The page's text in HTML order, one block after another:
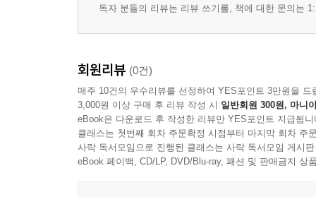
파뇌 섬
실용정보
입출국
덴마크 내 교통편
페로 제도
여행 포인트 / 여행 시기 / 핵심 정보 / 다른 나라들
독자 분들의 리뷰는 리뷰 쓰기를, 책에 대한 문의는
회원리뷰 (0건)
매주 10건의 우수리뷰를 선정하여 YES포인트 3만원을 드
3,000원 이상 구매 후 리뷰 작성 시 일반회원 300원, 마니
eBook은 다운로드 후 작성한 리뷰만 YES포인트 지급됩니
클래스는 첫번째 회차 주문확정 시점부터 마지막 회차 주
사락 독서모임으로 진행된 클래스는 사락 독서모임 게시
eBook 페이백, CD/LP, DVD/Blu-ray, 패션 및 판매금지 상